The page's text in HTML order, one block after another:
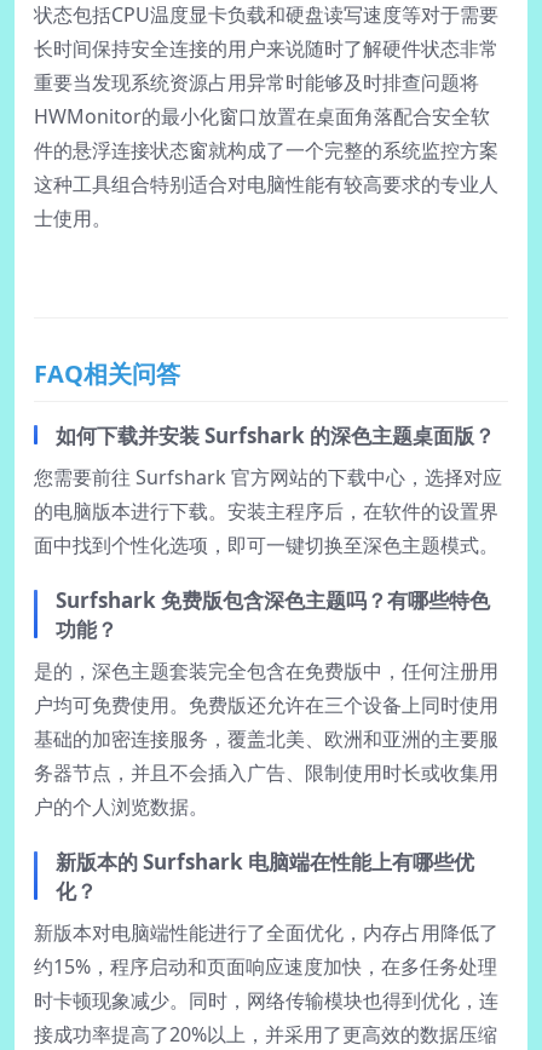
状态包括CPU温度显卡负载和硬盘读写速度等对于需要
长时间保持安全连接的用户来说随时了解硬件状态非常
重要当发现系统资源占用异常时能够及时排查问题将
HWMonitor的最小化窗口放置在桌面角落配合安全软
件的悬浮连接状态窗就构成了一个完整的系统监控方案
这种工具组合特别适合对电脑性能有较高要求的专业人
士使用。
FAQ相关问答
如何下载并安装 Surfshark 的深色主题桌面版？
您需要前往 Surfshark 官方网站的下载中心，选择对应
的电脑版本进行下载。安装主程序后，在软件的设置界
面中找到个性化选项，即可一键切换至深色主题模式。
Surfshark 免费版包含深色主题吗？有哪些特色
功能？
是的，深色主题套装完全包含在免费版中，任何注册用
户均可免费使用。免费版还允许在三个设备上同时使用
基础的加密连接服务，覆盖北美、欧洲和亚洲的主要服
务器节点，并且不会插入广告、限制使用时长或收集用
户的个人浏览数据。
新版本的 Surfshark 电脑端在性能上有哪些优
化？
新版本对电脑端性能进行了全面优化，内存占用降低了
约15%，程序启动和页面响应速度加快，在多任务处理
时卡顿现象减少。同时，网络传输模块也得到优化，连
接成功率提高了20%以上，并采用了更高效的数据压缩